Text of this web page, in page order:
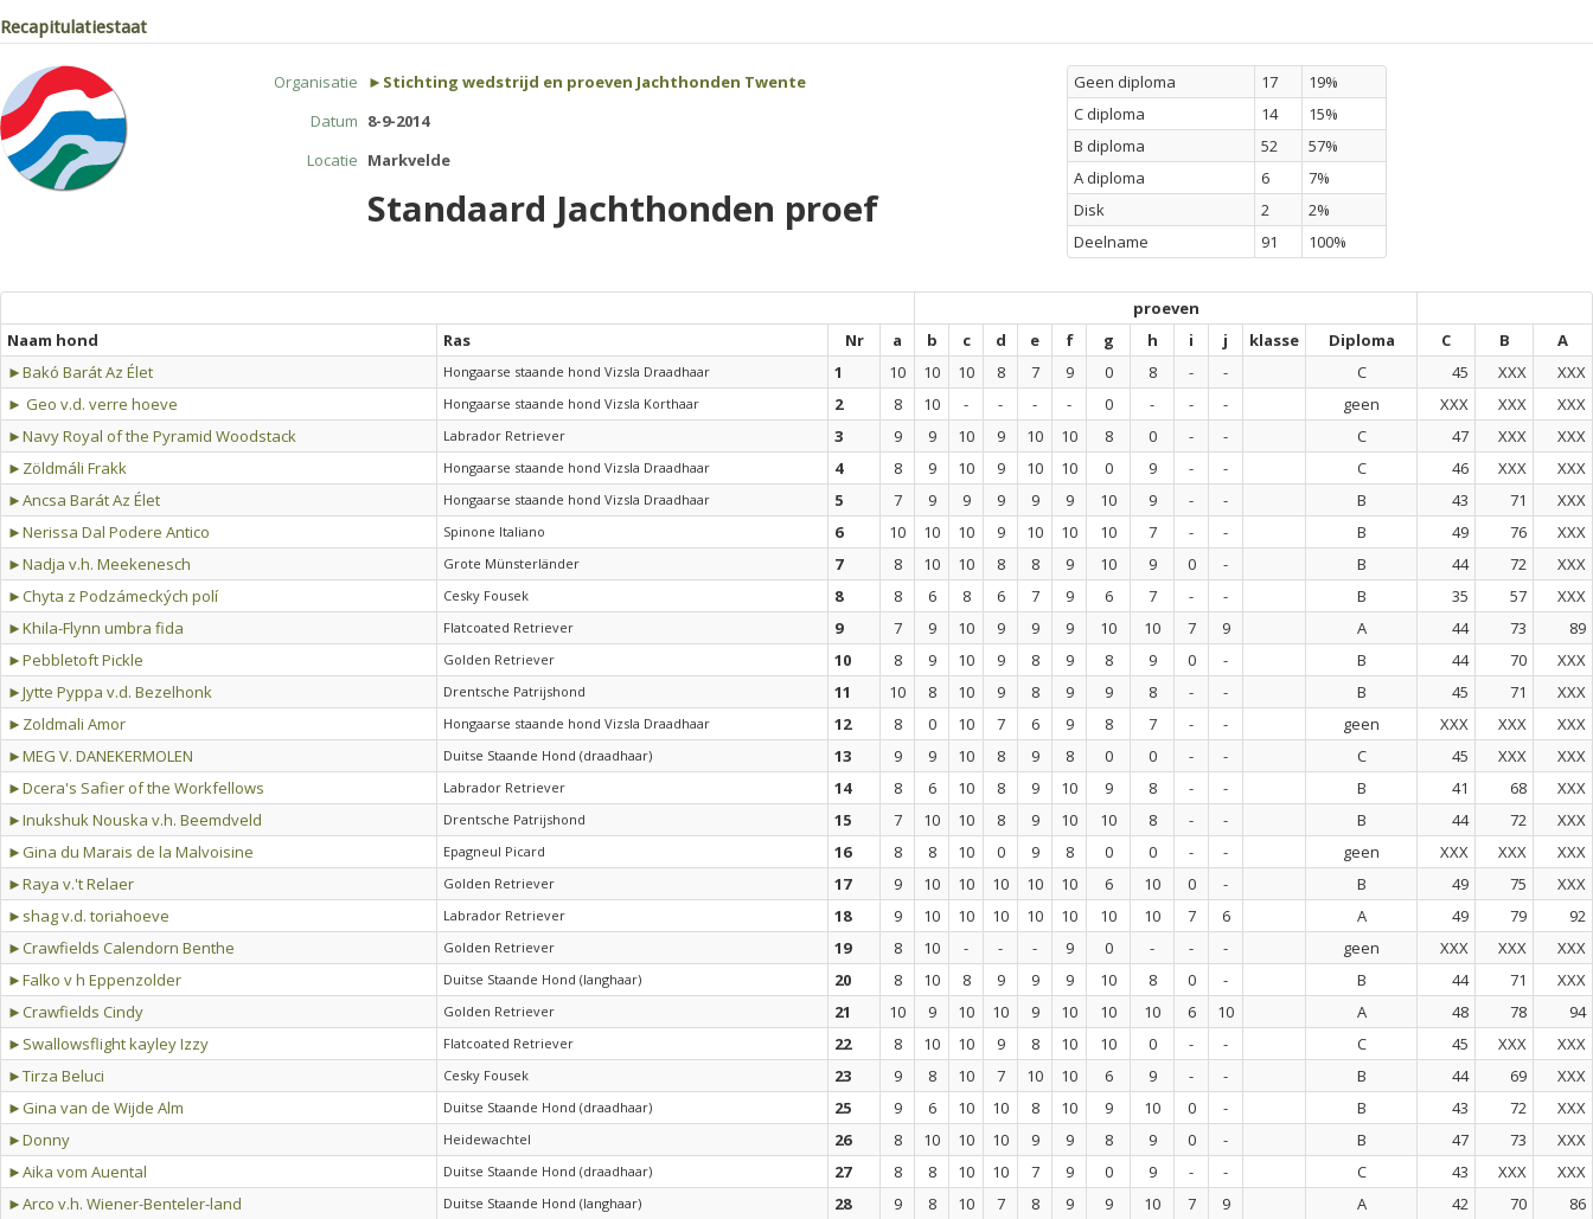
Recapitulatiestaat
Organisatie
►Stichting wedstrijd en proeven Jachthonden Twente
Datum 8-9-2014
Locatie Markvelde
Standaard Jachthonden proef
Geen diploma 17
19%
C diploma
14
15%
B diploma
52
57%
A diploma
6
7%
Disk
2
2%
Deelname
91 100%
proeven
Naam hond
Ras Nr a b c d e f g h i j klasse Diploma C B
A
►Bakó Barát Az Élet
Hongaarse staande hond Vizsla Draadhaar 1 10 10 10 8 7 9 0 8 - - C 45 XXX
XXX
► Geo v.d. verre hoeve
Hongaarse staande hond Vizsla Korthaar 2 8 10 - - - - 0 - - - geen XXX XXX
XXX
►Navy Royal of the Pyramid Woodstack
Labrador Retriever 3 9 9 10 9 10 10 8 0 - - C 47 XXX
XXX
►Zöldmáli Frakk
Hongaarse staande hond Vizsla Draadhaar 4 8 9 10 9 10 10 0 9 - - C 46 XXX
XXX
►Ancsa Barát Az Élet
Hongaarse staande hond Vizsla Draadhaar 5 7 9 9 9 9 9 10 9 - - B 43 71
XXX
►Nerissa Dal Podere Antico
Spinone Italiano 6 10 10 10 9 10 10 10 7 - - B 49 76
XXX
►Nadja v.h. Meekenesch
Grote Münsterländer 7 8 10 10 8 8 9 10 9 0 - B 44 72
XXX
►Chyta z Podzámeckých polí
Cesky Fousek 8 8 6 8 6 7 9 6 7 - - B 35 57
XXX
►Khila-Flynn umbra fida
Flatcoated Retriever 9 7 9 10 9 9 9 10 10 7 9 A 44 73
89
►Pebbletoft Pickle
Golden Retriever 10 8 9 10 9 8 9 8 9 0 - B 44 70
XXX
►Jytte Pyppa v.d. Bezelhonk
Drentsche Patrijshond 11 10 8 10 9 8 9 9 8 - - B 45 71
XXX
►Zoldmali Amor
Hongaarse staande hond Vizsla Draadhaar 12 8 0 10 7 6 9 8 7 - - geen XXX XXX
XXX
►MEG V. DANEKERMOLEN
Duitse Staande Hond (draadhaar) 13 9 9 10 8 9 8 0 0 - - C 45 XXX
XXX
►Dcera's Safier of the Workfellows
Labrador Retriever 14 8 6 10 8 9 10 9 8 - - B 41 68
XXX
►Inukshuk Nouska v.h. Beemdveld
Drentsche Patrijshond 15 7 10 10 8 9 10 10 8 - - B 44 72
XXX
►Gina du Marais de la Malvoisine
Epagneul Picard 16 8 8 10 0 9 8 0 0 - - geen XXX XXX
XXX
►Raya v.'t Relaer
Golden Retriever 17 9 10 10 10 10 10 6 10 0 - B 49 75
XXX
►shag v.d. toriahoeve
Labrador Retriever 18 9 10 10 10 10 10 10 10 7 6 A 49 79
92
►Crawfields Calendorn Benthe
Golden Retriever 19 8 10 - - - 9 0 - - - geen XXX XXX
XXX
►Falko v h Eppenzolder
Duitse Staande Hond (langhaar) 20 8 10 8 9 9 9 10 8 0 - B 44 71
XXX
►Crawfields Cindy
Golden Retriever 21 10 9 10 10 9 10 10 10 6 10 A 48 78
94
►Swallowsflight kayley Izzy
Flatcoated Retriever 22 8 10 10 9 8 10 10 0 - - C 45 XXX
XXX
►Tirza Beluci
Cesky Fousek 23 9 8 10 7 10 10 6 9 - - B 44 69
XXX
►Gina van de Wijde Alm
Duitse Staande Hond (draadhaar) 25 9 6 10 10 8 10 9 10 0 - B 43 72
XXX
►Donny
Heidewachtel 26 8 10 10 10 9 9 8 9 0 - B 47 73
XXX
►Aika vom Auental
Duitse Staande Hond (draadhaar) 27 8 8 10 10 7 9 0 9 - - C 43 XXX
XXX
►Arco v.h. Wiener-Benteler-land
Duitse Staande Hond (langhaar) 28 9 8 10 7 8 9 9 10 7 9 A 42 70
86